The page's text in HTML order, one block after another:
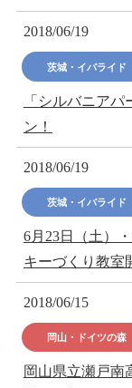
2018/06/19
茨城・イバライド
「シルバニア
ン！
2018/06/19
茨城・イバライド
6月23日（土）
キーづくり教室
2018/06/15
岡山・ドイツの森
岡山県立瀬戸南